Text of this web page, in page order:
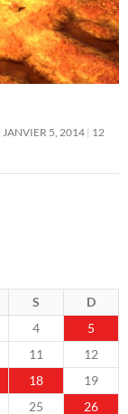
JANVIER 5, 2014 12
S
D
4
5
11
12
18
19
25
26